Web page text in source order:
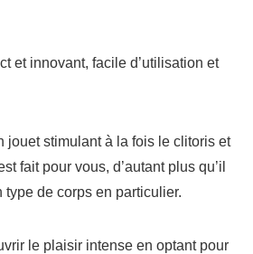
et innovant, facile d’utilisation et
jouet stimulant à la fois le clitoris et
fait pour vous, d’autant plus qu’il
type de corps en particulier.
le plaisir intense en optant pour